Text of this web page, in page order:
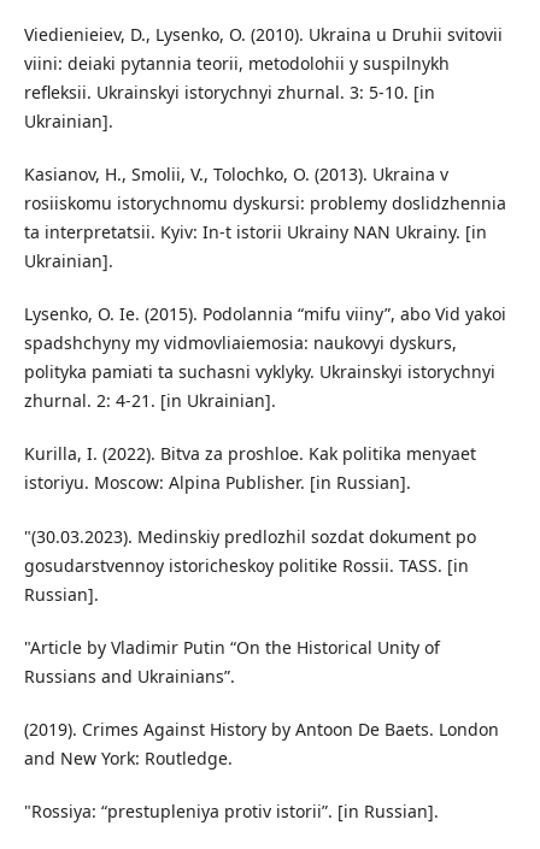
Viedienieiev, D., Lysenko, O. (2010). Ukraina u Druhii svitovii
viini: deiaki pytannia teorii, metodolohii y suspilnykh
refleksii. Ukrainskyi istorychnyi zhurnal. 3: 5-10. [in
Ukrainian].
Kasianov, H., Smolii, V., Tolochko, O. (2013). Ukraina v
rosiiskomu istorychnomu dyskursi: problemy doslidzhennia
ta interpretatsii. Kyiv: In-t istorii Ukrainy NAN Ukrainy. [in
Ukrainian].
Lysenko, O. Ie. (2015). Podolannia “mifu viiny”, abo Vid yakoi
spadshchyny my vidmovliaiemosia: naukovyi dyskurs,
polityka pamiati ta suchasni vyklyky. Ukrainskyi istorychnyi
zhurnal. 2: 4-21. [in Ukrainian].
Kurilla, I. (2022). Bitva za proshloe. Kak politika menyaet
istoriyu. Moscow: Alpina Publisher. [in Russian].
"(30.03.2023). Medinskiy predlozhil sozdat dokument po
gosudarstvennoy istoricheskoy politike Rossii. TASS. [in
Russian].
"Article by Vladimir Putin “On the Historical Unity of
Russians and Ukrainians”.
(2019). Crimes Against History by Antoon De Baets. London
and New York: Routledge.
"Rossiya: “prestupleniya protiv istorii”. [in Russian].